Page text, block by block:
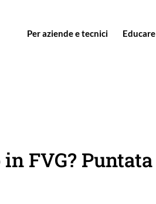
Per aziende e tecnici Educare
FVG? Puntata